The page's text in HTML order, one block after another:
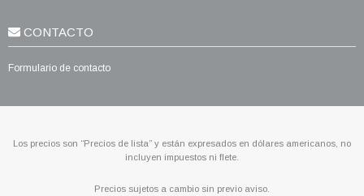
CONTACTO
Formulario de contacto
Los precios son “Precios de lista” y están expresados en dólares americanos, no
incluyen impuestos ni flete.
Precios sujetos a cambio sin previo aviso.